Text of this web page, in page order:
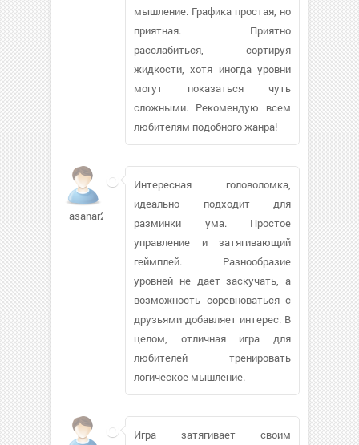
мышление. Графика простая, но
приятная. Приятно
расслабиться, сортируя
жидкости, хотя иногда уровни
могут показаться чуть
сложными. Рекомендую всем
любителям подобного жанра!
asanar2003292
Интересная головоломка,
идеально подходит для
разминки ума. Простое
управление и затягивающий
геймплей. Разнообразие
уровней не дает заскучать, а
возможность соревноваться с
друзьями добавляет интерес. В
целом, отличная игра для
любителей тренировать
логическое мышление.
Игра затягивает своим